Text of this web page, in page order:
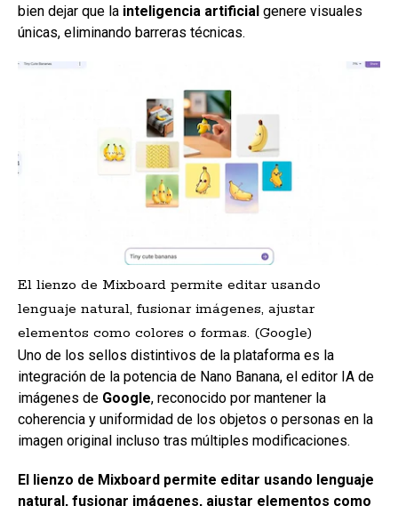
bien dejar que la inteligencia artificial genere visuales
únicas, eliminando barreras técnicas.
El lienzo de Mixboard permite editar usando
lenguaje natural, fusionar imágenes, ajustar
elementos como colores o formas. (Google)
Uno de los sellos distintivos de la plataforma es la
integración de la potencia de Nano Banana, el editor IA de
imágenes de Google, reconocido por mantener la
coherencia y uniformidad de los objetos o personas en la
imagen original incluso tras múltiples modificaciones.
El lienzo de Mixboard permite editar usando lenguaje
natural, fusionar imágenes, ajustar elementos como